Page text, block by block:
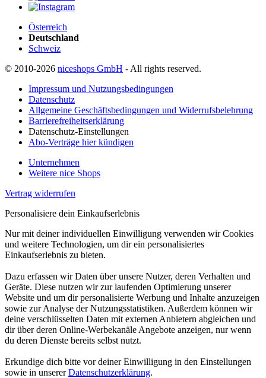
Österreich
Deutschland
Schweiz
© 2010-2026 niceshops GmbH - All rights reserved.
Impressum und Nutzungsbedingungen
Datenschutz
Allgemeine Geschäftsbedingungen und Widerrufsbelehrung
Barrierefreiheitserklärung
Datenschutz-Einstellungen
Abo-Verträge hier kündigen
Unternehmen
Weitere nice Shops
Vertrag widerrufen
Personalisiere dein Einkaufserlebnis
Nur mit deiner individuellen Einwilligung verwenden wir Cookies
und weitere Technologien, um dir ein personalisiertes
Einkaufserlebnis zu bieten.
Dazu erfassen wir Daten über unsere Nutzer, deren Verhalten und
Geräte. Diese nutzen wir zur laufenden Optimierung unserer
Website und um dir personalisierte Werbung und Inhalte anzuzeigen
sowie zur Analyse der Nutzungsstatistiken. Außerdem können wir
deine verschlüsselten Daten mit externen Anbietern abgleichen und
dir über deren Online-Werbekanäle Angebote anzeigen, nur wenn
du deren Dienste bereits selbst nutzt.
Erkundige dich bitte vor deiner Einwilligung in den Einstellungen
sowie in unsererDatenschutzerklärung.